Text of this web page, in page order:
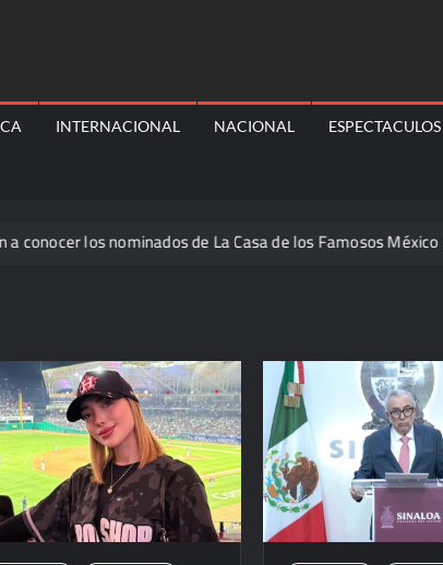
INTERNACIONAL NACIONAL ESPECTACULOS
nominados de La Casa de los Famosos México 2026 en